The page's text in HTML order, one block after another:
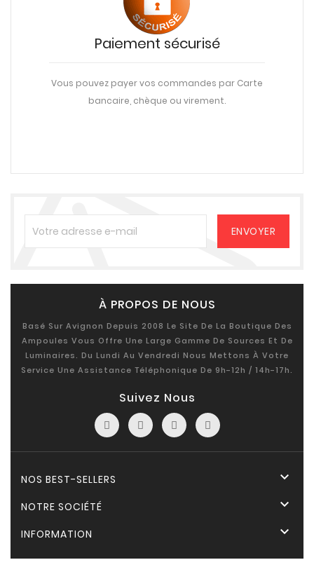
Paiement sécurisé
Vous pouvez payer vos commandes par Carte
bancaire, chèque ou virement.
À PROPOS DE NOUS
Basé Sur Avignon Depuis 2008 Le Site De La Boutique Des
Ampoules Vous Offre Une Large Gamme De Sources Et De
Luminaires. Du Lundi Au Vendredi Nous Mettons À Votre
Service Une Assistance Téléphonique De 9h-12h / 14h-17h.
Suivez Nous
NOS BEST-SELLERS 
NOTRE SOCIÉTÉ 
INFORMATION 